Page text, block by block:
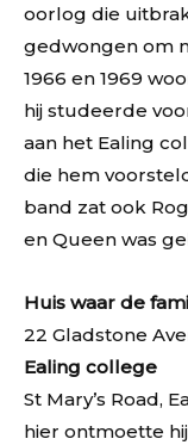
oorlog die
gedwongen om
1966 en 1969
hij studeerde
aan het Ealing
die hem
band zat ook
en Queen was
Huis waar de
22 Gladstone
Ealing college
St Mary’s Road,
hier ontmoette